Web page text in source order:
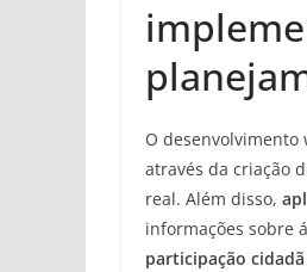
O
através da criação
real. Além disso,
informações sobre
participação cidadã